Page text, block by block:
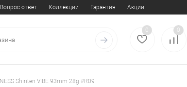
Вопрос ответ Коллекции Гарантия Акции
0 0
Shiriten VIBE 93mm 28g #R09